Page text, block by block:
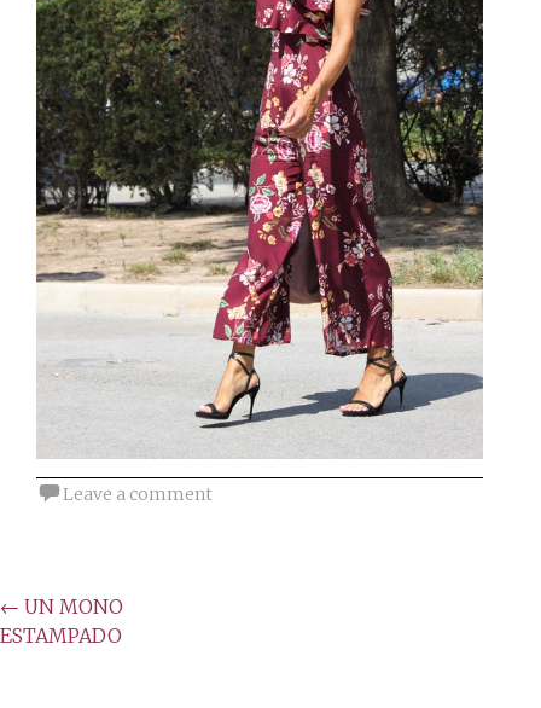
Leave a comment
Post
navigation
← UN MONO
ESTAMPADO